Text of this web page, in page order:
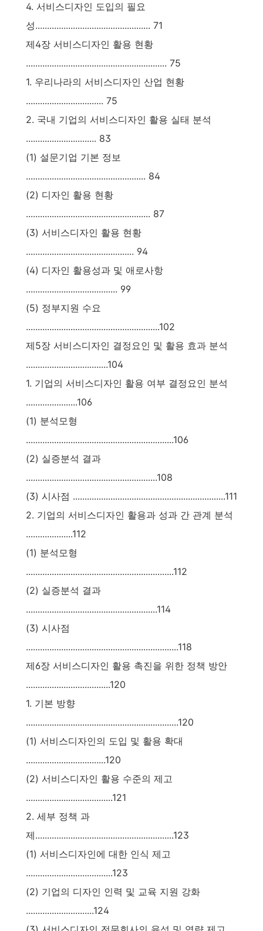
4. 서비스디자인 도입의 필요
성................................................. 71
제4장 서비스디자인 활용 현황
............................................................ 75
1. 우리나라의 서비스디자인 산업 현황
................................. 75
2. 국내 기업의 서비스디자인 활용 실태 분석
.............................. 83
(1) 설문기업 기본 정보
................................................... 84
(2) 디자인 활용 현황
..................................................... 87
(3) 서비스디자인 활용 현황
.............................................. 94
(4) 디자인 활용성과 및 애로사항
....................................... 99
(5) 정부지원 수요
.........................................................102
제5장 서비스디자인 결정요인 및 활용 효과 분석
...................................104
1. 기업의 서비스디자인 활용 여부 결정요인 분석
......................106
(1) 분석모형
...............................................................106
(2) 실증분석 결과
........................................................108
(3) 시사점 .................................................................111
2. 기업의 서비스디자인 활용과 성과 간 관계 분석
....................112
(1) 분석모형
...............................................................112
(2) 실증분석 결과
........................................................114
(3) 시사점
.................................................................118
제6장 서비스디자인 활용 촉진을 위한 정책 방안
....................................120
1. 기본 방향
.................................................................120
(1) 서비스디자인의 도입 및 활용 확대
..................................120
(2) 서비스디자인 활용 수준의 제고
.....................................121
2. 세부 정책 과
제...........................................................123
(1) 서비스디자인에 대한 인식 제고
.....................................123
(2) 기업의 디자인 인력 및 교육 지원 강화
.............................124